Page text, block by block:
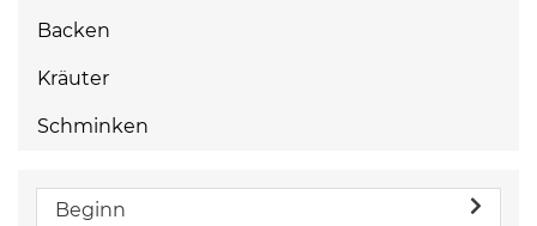
Backen
Kräuter
Schminken
Beginn